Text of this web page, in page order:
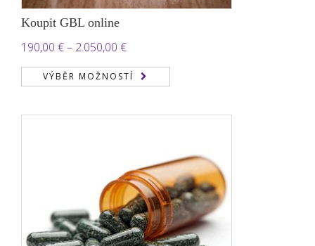
Koupit GBL online
190,00 €– 2.050,00 €Rozpětí
cen:
190,00 €
VÝBĚR MOŽNOSTÍ